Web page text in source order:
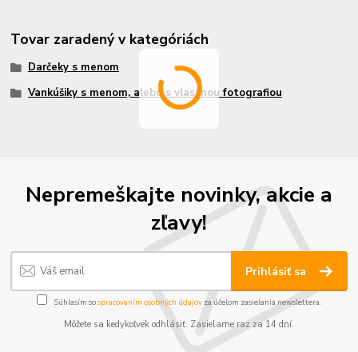
Tovar zaradený v kategóriách
Darčeky s menom
Vankúšiky s menom, alebo s vlastnou fotografiou
Nepremeškajte novinky, akcie a
zľavy!
Prihlásiť sa
Súhlasím sospracovaním osobných údajov za účelom zasielania newslettera.
Môžete sa kedykoľvek odhlásiť. Zasielame raz za 14 dní.